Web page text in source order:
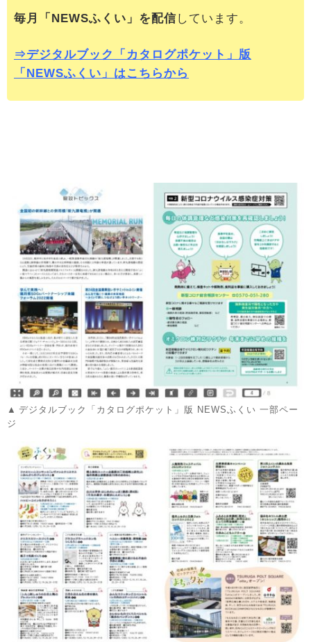
毎月「NEWSふくい」を配信しています。
⇒デジタルブック「カタログポケット」版
「NEWSふくい」はこちらから
デジタルブック「カタログポケット」版 NEWSふくい 一部ペー
ジ